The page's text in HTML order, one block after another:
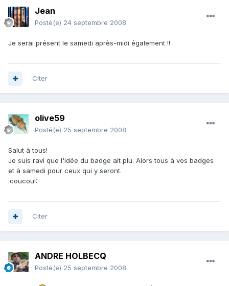
Jean
Posté(e) 24 septembre 2008
Je serai présent le samedi après-midi également !!
Citer
olive59
Posté(e) 25 septembre 2008
Salut à tous!
Je suis ravi que l'idée du badge ait plu. Alors tous à vos badges
et à samedi pour ceux qui y seront.
:coucou!:
Citer
ANDRE HOLBECQ
Posté(e) 25 septembre 2008